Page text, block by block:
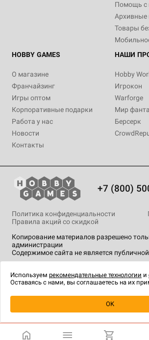
Уведомить о наличии
Помощь с
Архивные
Товары
HOBBY GAMES
О магазине
Франчайзинг
Игры оптом
Корпоративные подарки
Работа у нас
Новости
Контакты
НАШИ
Hobby
Игрокон
Warforge
Мир
Берсерк
+7 (800)
Копирование материалов разрешено
администрации
Содержимое сайта не является
Политика конфиденциальности
Правила акций со скидкой
технологии.
Используем рекомендательные технологии и
Оставаясь с нами, вы соглашаетесь на их
OK